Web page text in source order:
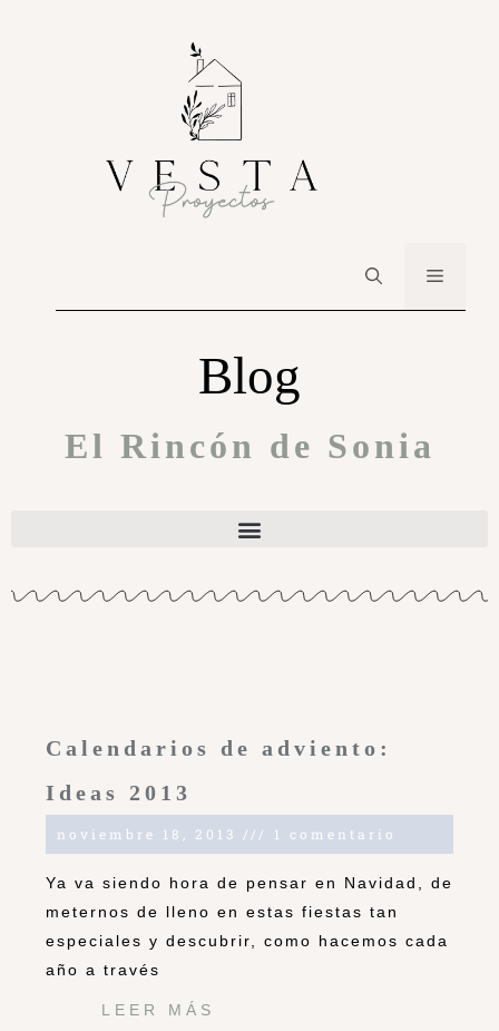
Blog
El Rincón de Sonia
Calendarios de adviento:
Ideas 2013
noviembre 18, 2013 1 comentario
Ya va siendo hora de pensar en Navidad, de
meternos de lleno en estas fiestas tan
especiales y descubrir, como hacemos cada
año a través
LEER MÁS